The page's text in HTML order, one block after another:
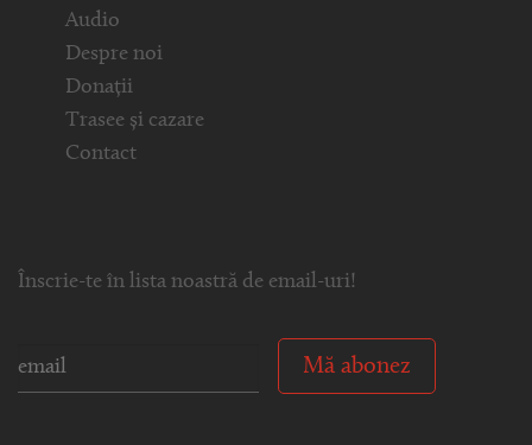
Audio
Despre noi
Donații
Trasee și cazare
Contact
Înscrie-te în lista noastră de email-uri!
Mă abonez